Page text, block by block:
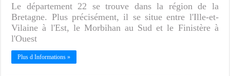
Le département 22 se trouve dans la région de la
Bretagne. Plus précisément, il se situe entre l'Ille-et-
Vilaine à l'Est, le Morbihan au Sud et le Finistère à
l'Ouest
Plus d Informations »